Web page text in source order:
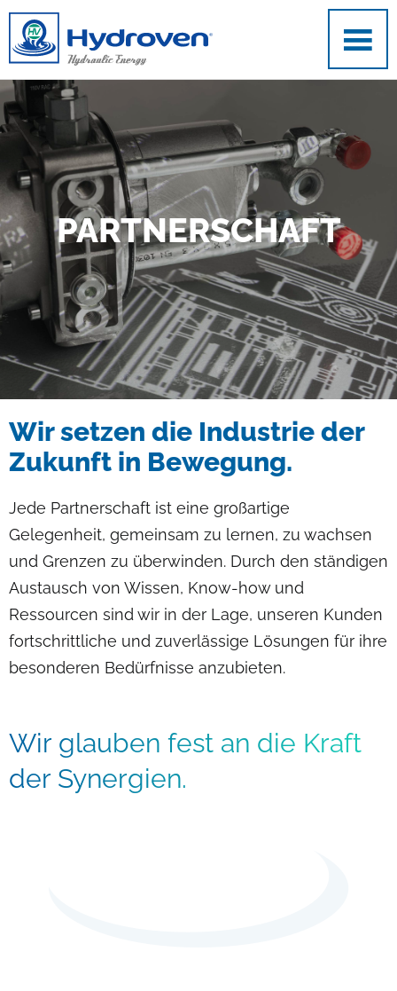
Direkt zum Inhalt
PARTNERSCHAFT
Pfadnavigation
Wir setzen die Industrie der
Zukunft in Bewegung.
Jede Partnerschaft ist eine großartige
Gelegenheit, gemeinsam zu lernen, zu wachsen
und Grenzen zu überwinden. Durch den ständigen
Austausch von Wissen, Know-how und
Ressourcen sind wir in der Lage, unseren Kunden
fortschrittliche und zuverlässige Lösungen für ihre
besonderen Bedürfnisse anzubieten.
Wir glauben fest an die Kraft
der Synergien.